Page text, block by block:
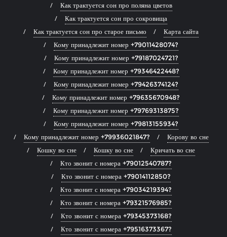
Как трактуется сон про поляна цветов
Как трактуется сон про сокровища
Как трактуется сон про старое письмо
Карта сайта
Кому принадлежит номер +79011428074?
Кому принадлежит номер +79187024721?
Кому принадлежит номер +79346422448?
Кому принадлежит номер +79426374124?
Кому принадлежит номер +79635670948?
Кому принадлежит номер +79769313875?
Кому принадлежит номер +79813155934?
Кому принадлежит номер +79936021847?
Корову во сне
Кошку во сне
Кошку во сне
Кричать во сне
Кто звонит с номера +79012540787?
Кто звонит с номера +79014112850?
Кто звонит с номера +79034219394?
Кто звонит с номера +79321576985?
Кто звонит с номера +79345373168?
Кто звонит с номера +79516373367?